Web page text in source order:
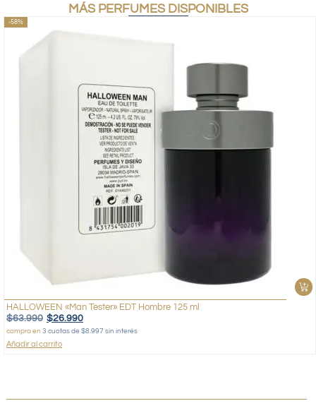
MÁS PERFUMES DISPONIBLES
-58%
HALLOWEEN «Man Tester» EDT Hombre 125 ml
$63.990 $26.990
compra en 3 cuotas de $8.997 sin interés
Añadir al carrito